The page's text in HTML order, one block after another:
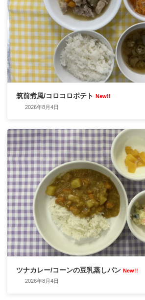
筑前煮風/コロコロポテト New!!
2026年8月4日
ツナカレー/コーンの豆乳蒸しパン New!!
2026年8月4日